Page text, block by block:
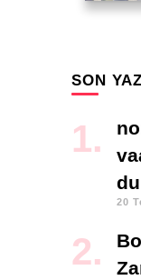
SON
20